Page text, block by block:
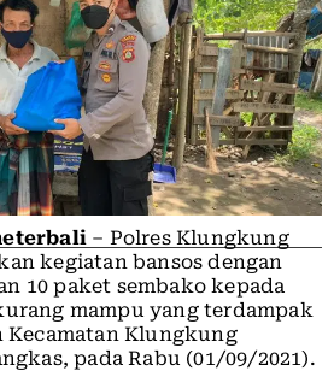
– Polres Klungkung
kegiatan bansos dengan
10 paket sembako kepada
mampu yang terdampak
Kecamatan Klungkung
pada Rabu (01/09/2021).